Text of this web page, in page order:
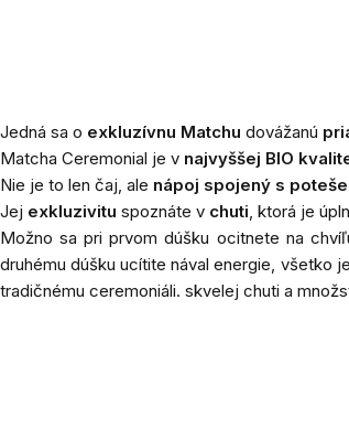
Jedná sa o exkluzívnu Matchu dovážanú
Matcha Ceremonial je v najvyššej BIO
Nie je to len čaj, ale nápoj spojený s
Jej exkluzivitu spoznáte v chuti , ktorá je
Možno sa pri prvom dúšku ocitnete na
druhému dúšku ucítite nával energie, všetko
tradičnému ceremoniáli. skvelej chuti a